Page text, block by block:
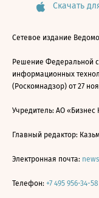
Скачать
Сетевое издание
Решение Федеральной
информационных
(Роскомнадзор) от 27
Учредитель: АО
Главный редактор:
Электронная почта:
Телефон: +7 495 956-34-58